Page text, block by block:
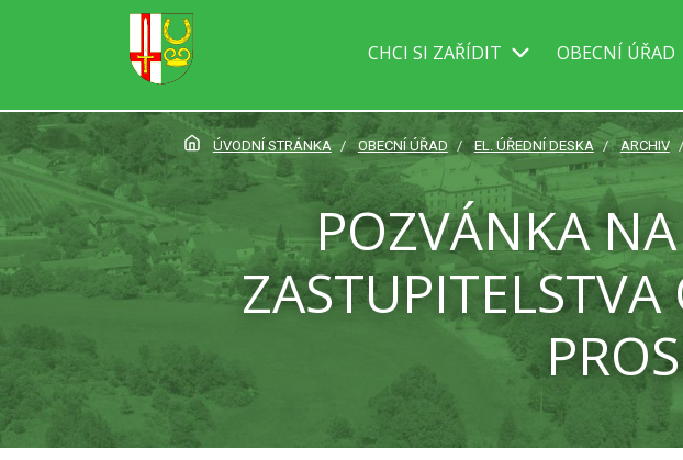
CHCI SI ZAŘÍDIT OBECNÍ ÚŘAD
ÚVODNÍ STRÁNKA OBECNÍ ÚŘAD EL. ÚŘEDNÍ DESKA ARCHIV
POZVÁNKA